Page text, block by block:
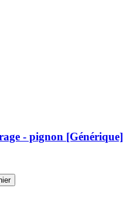
- pignon [Générique]